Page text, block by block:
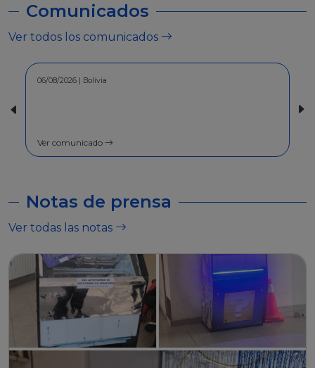
Comunicados
Ver todos los comunicados
30/07/2026 | Bolivia
Ver comunicado
Notas de prensa
Ver todas las notas